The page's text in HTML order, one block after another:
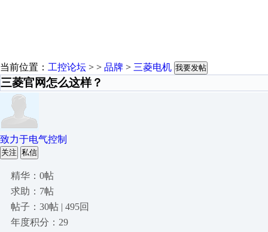
当前位置： 工控论坛 > > 品牌 > 三菱电机 我要发帖
三菱官网怎么这样？
致力于电气控制
关注 私信
精华：0帖
求助：7帖
帖子：30帖 | 495回
年度积分：29